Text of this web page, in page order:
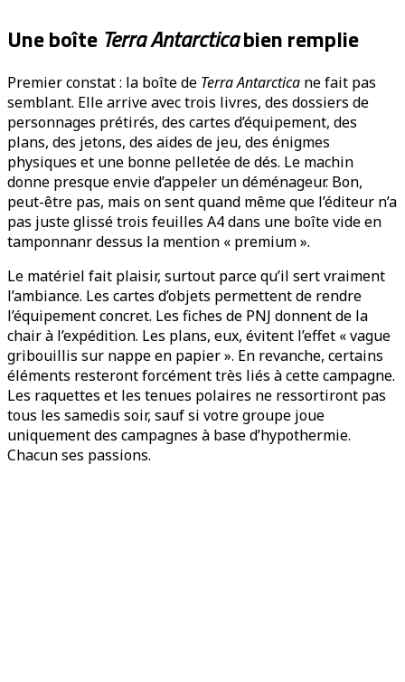
Une boîte Terra Antarcticabien remplie
Premier constat : la boîte de Terra Antarctica ne fait pas
semblant. Elle arrive avec trois livres, des dossiers de
personnages prétirés, des cartes d’équipement, des
plans, des jetons, des aides de jeu, des énigmes
physiques et une bonne pelletée de dés. Le machin
donne presque envie d’appeler un déménageur. Bon,
peut-être pas, mais on sent quand même que l’éditeur n’a
pas juste glissé trois feuilles A4 dans une boîte vide en
tamponnanr dessus la mention « premium ».
Le matériel fait plaisir, surtout parce qu’il sert vraiment
l’ambiance. Les cartes d’objets permettent de rendre
l’équipement concret. Les fiches de PNJ donnent de la
chair à l’expédition. Les plans, eux, évitent l’effet « vague
gribouillis sur nappe en papier ». En revanche, certains
éléments resteront forcément très liés à cette campagne.
Les raquettes et les tenues polaires ne ressortiront pas
tous les samedis soir, sauf si votre groupe joue
uniquement des campagnes à base d’hypothermie.
Chacun ses passions.